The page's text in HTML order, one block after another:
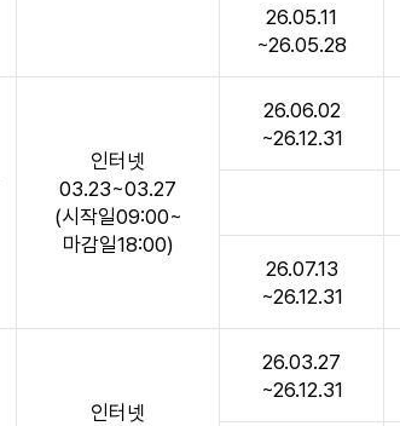
26.05.11
~26.05.28
인터넷
03.23~03.27
(시작일09:00~
마감일18:00)
26.06.02
~26.12.31
26.07.13
~26.12.31
인터넷
26.03.27
~26.12.31